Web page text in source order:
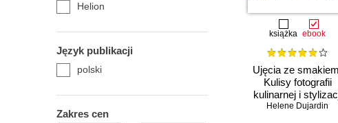
Helion
Język publikacji
polski
Zakres cen
książka ebook
Ujęcia ze
Kulisy fotografii
kulinarnej i
dań
Helene Dujardin